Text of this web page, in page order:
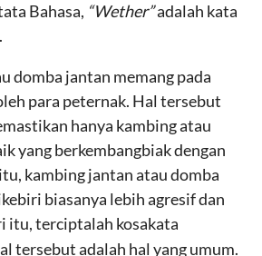
Bahasa, “Wether”adalah kata
domba jantan memang pada
para peternak. Hal tersebut
hanya kambing atau
yang berkembangbiak dengan
kambing jantan atau domba
biasanya lebih agresif dan
itu, terciptalah kosakata
tersebut adalah hal yang umum.